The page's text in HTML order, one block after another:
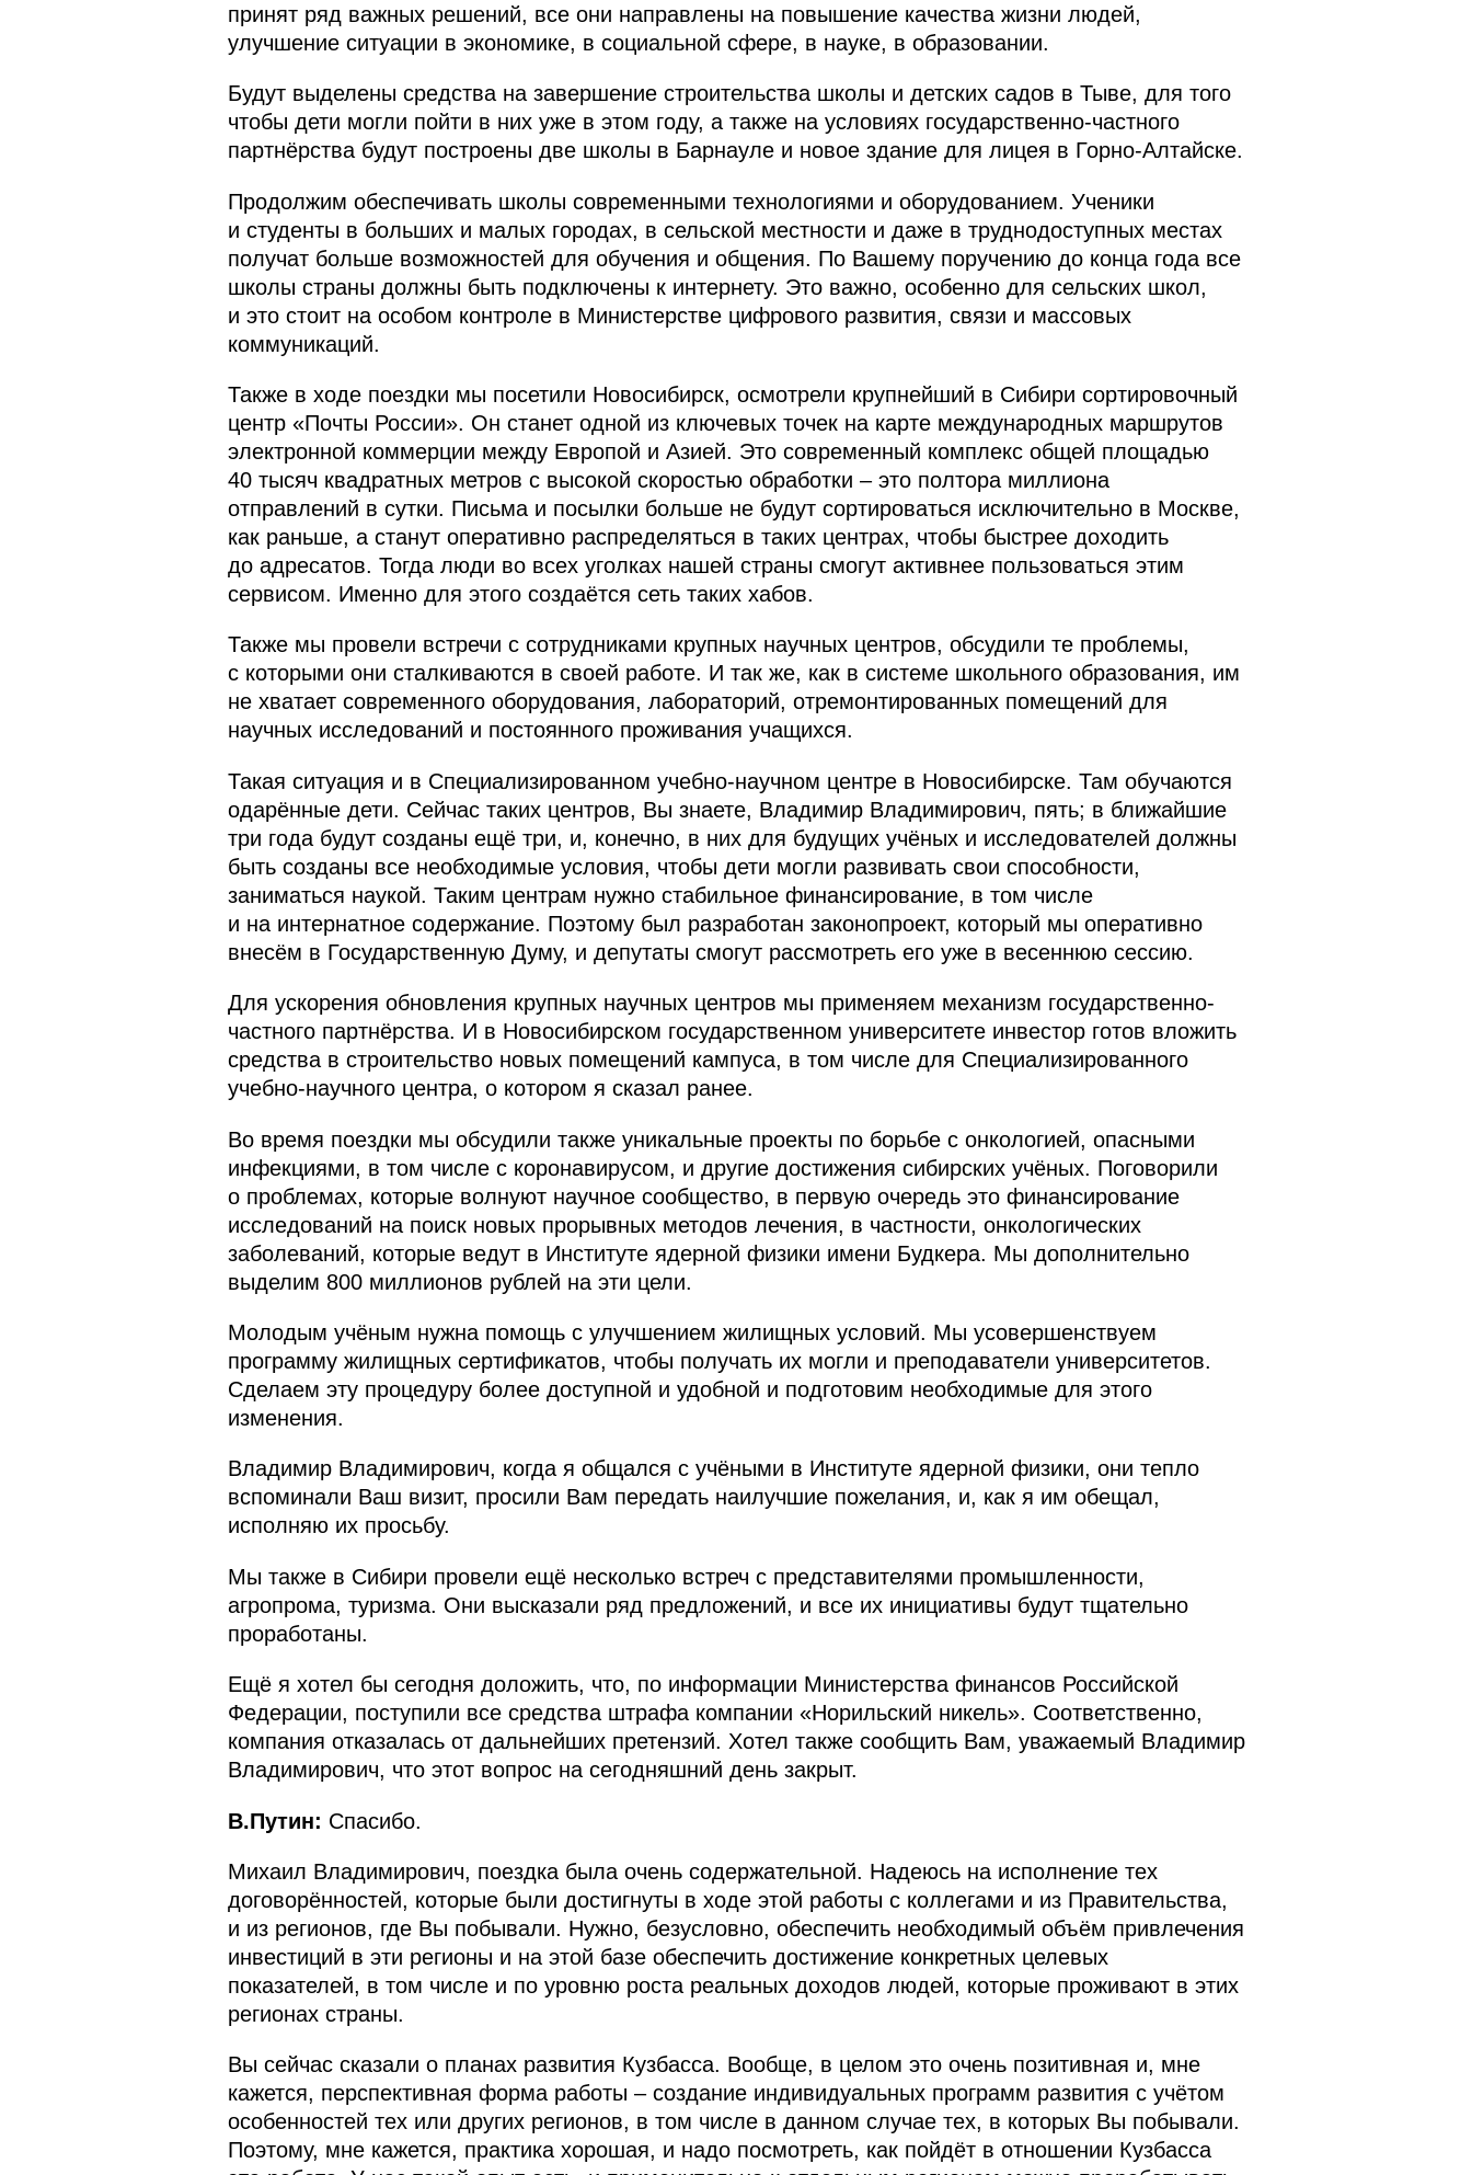
принят ряд важных решений, все они направлены на повышение качества жизни людей,
улучшение ситуации в экономике, в социальной сфере, в науке, в образовании.
Будут выделены средства на завершение строительства школы и детских садов в Тыве, для того
чтобы дети могли пойти в них уже в этом году, а также на условиях государственно-частного
партнёрства будут построены две школы в Барнауле и новое здание для лицея в Горно-Алтайске.
Продолжим обеспечивать школы современными технологиями и оборудованием. Ученики
и студенты в больших и малых городах, в сельской местности и даже в труднодоступных местах
получат больше возможностей для обучения и общения. По Вашему поручению до конца года все
школы страны должны быть подключены к интернету. Это важно, особенно для сельских школ,
и это стоит на особом контроле в Министерстве цифрового развития, связи и массовых
коммуникаций.
Также в ходе поездки мы посетили Новосибирск, осмотрели крупнейший в Сибири сортировочный
центр «Почты России». Он станет одной из ключевых точек на карте международных маршрутов
электронной коммерции между Европой и Азией. Это современный комплекс общей площадью
40 тысяч квадратных метров с высокой скоростью обработки – это полтора миллиона
отправлений в сутки. Письма и посылки больше не будут сортироваться исключительно в Москве,
как раньше, а станут оперативно распределяться в таких центрах, чтобы быстрее доходить
до адресатов. Тогда люди во всех уголках нашей страны смогут активнее пользоваться этим
сервисом. Именно для этого создаётся сеть таких хабов.
Также мы провели встречи с сотрудниками крупных научных центров, обсудили те проблемы,
с которыми они сталкиваются в своей работе. И так же, как в системе школьного образования, им
не хватает современного оборудования, лабораторий, отремонтированных помещений для
научных исследований и постоянного проживания учащихся.
Такая ситуация и в Специализированном учебно-научном центре в Новосибирске. Там обучаются
одарённые дети. Сейчас таких центров, Вы знаете, Владимир Владимирович, пять; в ближайшие
три года будут созданы ещё три, и, конечно, в них для будущих учёных и исследователей должны
быть созданы все необходимые условия, чтобы дети могли развивать свои способности,
заниматься наукой. Таким центрам нужно стабильное финансирование, в том числе
и на интернатное содержание. Поэтому был разработан законопроект, который мы оперативно
внесём в Государственную Думу, и депутаты смогут рассмотреть его уже в весеннюю сессию.
Для ускорения обновления крупных научных центров мы применяем механизм государственно-
частного партнёрства. И в Новосибирском государственном университете инвестор готов вложить
средства в строительство новых помещений кампуса, в том числе для Специализированного
учебно-научного центра, о котором я сказал ранее.
Во время поездки мы обсудили также уникальные проекты по борьбе с онкологией, опасными
инфекциями, в том числе с коронавирусом, и другие достижения сибирских учёных. Поговорили
о проблемах, которые волнуют научное сообщество, в первую очередь это финансирование
исследований на поиск новых прорывных методов лечения, в частности, онкологических
заболеваний, которые ведут в Институте ядерной физики имени Будкера. Мы дополнительно
выделим 800 миллионов рублей на эти цели.
Молодым учёным нужна помощь с улучшением жилищных условий. Мы усовершенствуем
программу жилищных сертификатов, чтобы получать их могли и преподаватели университетов.
Сделаем эту процедуру более доступной и удобной и подготовим необходимые для этого
изменения.
Владимир Владимирович, когда я общался с учёными в Институте ядерной физики, они тепло
вспоминали Ваш визит, просили Вам передать наилучшие пожелания, и, как я им обещал,
исполняю их просьбу.
Мы также в Сибири провели ещё несколько встреч с представителями промышленности,
агропрома, туризма. Они высказали ряд предложений, и все их инициативы будут тщательно
проработаны.
Ещё я хотел бы сегодня доложить, что, по информации Министерства финансов Российской
Федерации, поступили все средства штрафа компании «Норильский никель». Соответственно,
компания отказалась от дальнейших претензий. Хотел также сообщить Вам, уважаемый Владимир
Владимирович, что этот вопрос на сегодняшний день закрыт.
В.Путин: Спасибо.
Михаил Владимирович, поездка была очень содержательной. Надеюсь на исполнение тех
договорённостей, которые были достигнуты в ходе этой работы с коллегами и из Правительства,
и из регионов, где Вы побывали. Нужно, безусловно, обеспечить необходимый объём привлечения
инвестиций в эти регионы и на этой базе обеспечить достижение конкретных целевых
показателей, в том числе и по уровню роста реальных доходов людей, которые проживают в этих
регионах страны.
Вы сейчас сказали о планах развития Кузбасса. Вообще, в целом это очень позитивная и, мне
кажется, перспективная форма работы – создание индивидуальных программ развития с учётом
особенностей тех или других регионов, в том числе в данном случае тех, в которых Вы побывали.
Поэтому, мне кажется, практика хорошая, и надо посмотреть, как пойдёт в отношении Кузбасса